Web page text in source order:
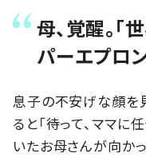
母、覚醒。
パーエプロン
息子の不安げな顔を
ると「待って、ママに
いたお母さんが向か